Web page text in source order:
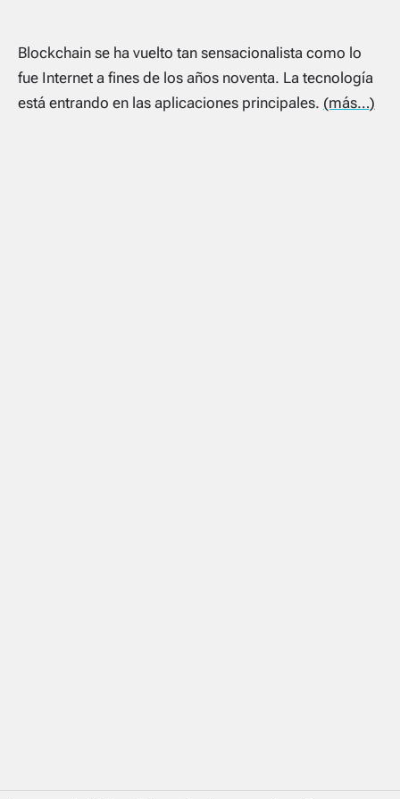
Blockchain se ha vuelto tan sensacionalista como lo
fue Internet a fines de los años noventa. La tecnología
está entrando en las aplicaciones principales. (más…)